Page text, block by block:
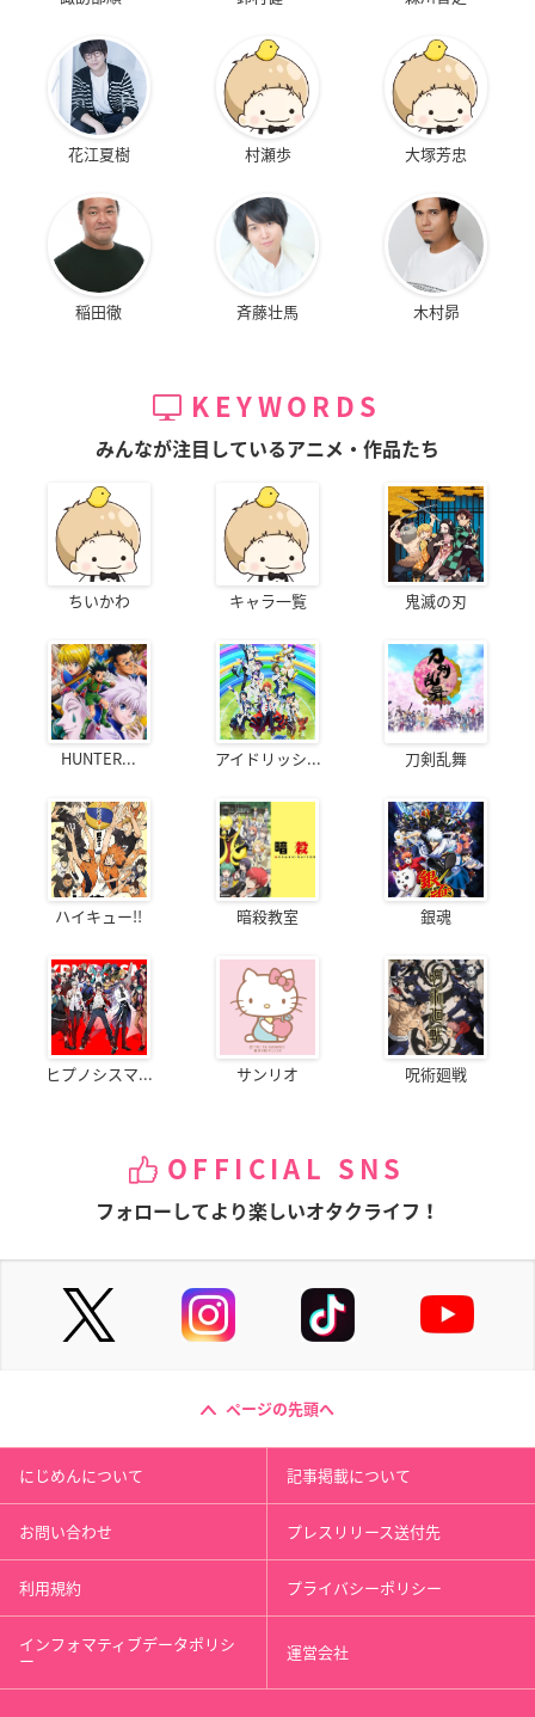
花江夏樹 村瀬歩 大塚芳忠
稲田徹 斉藤壮馬 木村昴
KEYWORDS
みんなが注目しているアニメ・作品たち
ちいかわ キャラ一覧 鬼滅の刃
HUNTER... アイドリッシ... 刀剣乱舞
ハイキュー!! 暗殺教室 銀魂
ヒプノシスマ... サンリオ 呪術廻戦
OFFICIAL SNS
フォローしてより楽しいオタクライフ！
ページの先頭へ
にじめんについて 記事掲載について
お問い合わせ プレスリリース送付先
利用規約 プライバシーポリシー
インフォマティブデータポリシ
ー 運営会社